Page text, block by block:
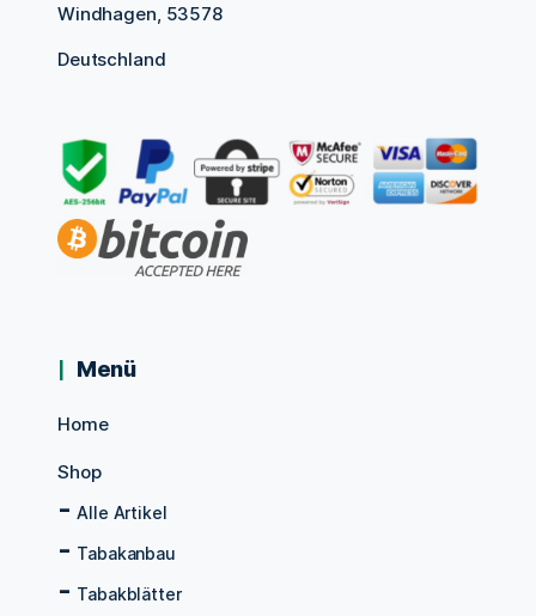
Windhagen, 53578
Deutschland
Menü
Home
Shop
Alle Artikel
Tabakanbau
Tabakblätter